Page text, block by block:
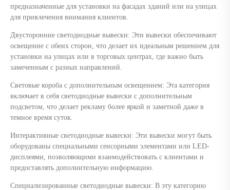
предназначенные для установки на фасадах зданий или на улицах
для привлечения внимания клиентов.
Двусторонние светодиодные вывески: Эти вывески обеспечивают
освещение с обеих сторон, что делает их идеальным решением для
установки на улицах или в торговых центрах, где важно быть
замеченным с разных направлений.
Световые короба с дополнительным освещением: Эта категория
включает в себя светодиодные вывески с дополнительным
подсветом, что делает рекламу более яркой и заметной даже в
темное время суток.
Интерактивные светодиодные вывески: Эти вывески могут быть
оборудованы специальными сенсорными элементами или LED-
дисплеями, позволяющими взаимодействовать с клиентами и
предоставлять дополнительную информацию.
Специализированные светодиодные вывески: В эту категорию